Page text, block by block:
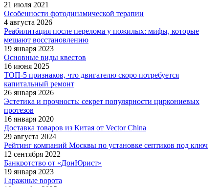
21 июля 2021
Особенности фотодинамической терапии
4 августа 2026
Реабилитация после перелома у пожилых: мифы, которые
мешают восстановлению
19 января 2023
Основные виды квестов
16 июня 2025
ТОП-5 признаков, что двигателю скоро потребуется
капитальный ремонт
26 января 2026
Эстетика и прочность: секрет популярности циркониевых
протезов
16 января 2020
Доставка товаров из Китая от Vector China
29 августа 2024
Рейтинг компаний Москвы по установке септиков под ключ
12 сентября 2022
Банкротство от «ДонЮрист»
19 января 2023
Гаражные ворота